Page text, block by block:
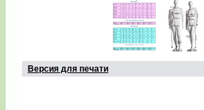
Версия для печати